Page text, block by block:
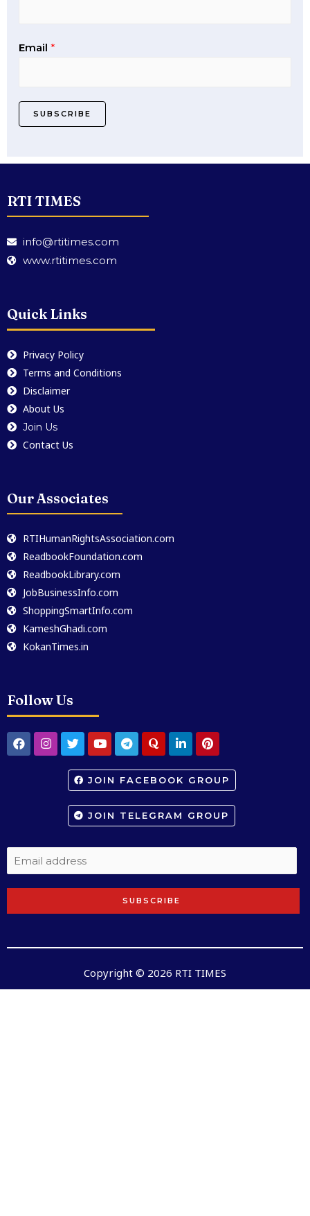
Email *
SUBSCRIBE
RTI TIMES
info@rtitimes.com
www.rtitimes.com
Quick Links
Privacy Policy
Terms and Conditions
Disclaimer
About Us
Join Us
Contact Us
Our Associates
RTIHumanRightsAssociation.com
ReadbookFoundation.com
ReadbookLibrary.com
JobBusinessInfo.com
ShoppingSmartInfo.com
KameshGhadi.com
KokanTimes.in
Follow Us
JOIN FACEBOOK GROUP
JOIN TELEGRAM GROUP
SUBSCRIBE
Copyright © 2026 RTI TIMES